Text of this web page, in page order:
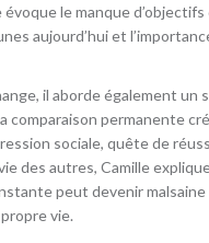
évoque le manque
aujourd’hui et
il aborde également un
comparaison permanente
sociale, quête de
des autres, Camille
peut devenir
vie.